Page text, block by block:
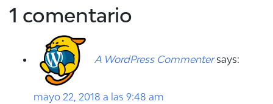
1 comentario
A WordPress Commenter says:
mayo 22, 2018 a las 9:48 am